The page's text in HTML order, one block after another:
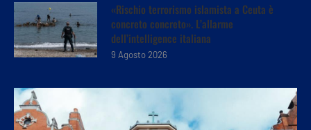
«Rischio terrorismo islamista a Ceuta è
concreto concreto». L’allarme
dell’intelligence italiana
9 Agosto 2026